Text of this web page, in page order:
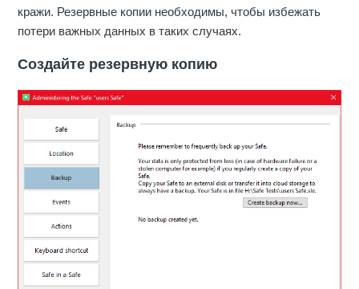
кражи. Резервные копии необходимы, чтобы избежать
потери важных данных в таких случаях.
Создайте резервную копию